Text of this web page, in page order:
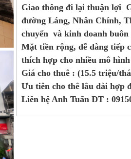
Giao thông đi lại thuận lợi
đường Láng, Nhân Chính,
chuyển và kinh doanh
Mặt tiền rộng, dễ dàng tiếp
thích hợp cho nhiều mô
Giá cho thuê : (15.5 triệu/
Ưu tiên cho thê lâu dài hợp
Liên hệ Anh Tuấn ĐT :